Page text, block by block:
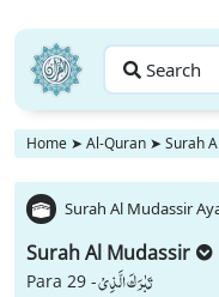
Search
Home ➤ Al-Quran ➤ Surah
Surah Al Mudassir
Surah Al Mudassir
Para 29 -تَبٰرَكَ الَّذِیْ